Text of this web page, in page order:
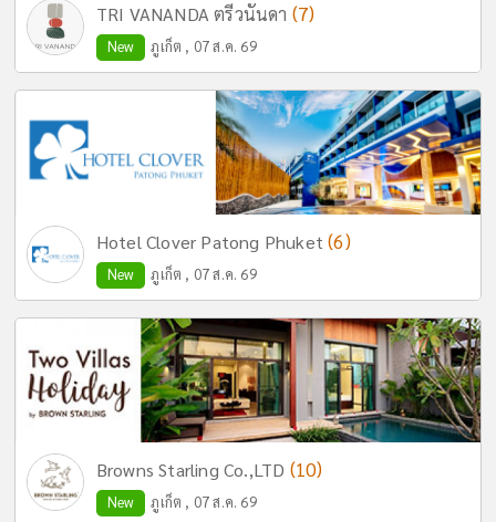
TRI VANANDA ตรีวนันดา (7)
New ภูเก็ต , 07 ส.ค. 69
Hotel Clover Patong Phuket(6)
New ภูเก็ต , 07 ส.ค. 69
Browns Starling Co.,LTD (10)
New ภูเก็ต , 07 ส.ค. 69